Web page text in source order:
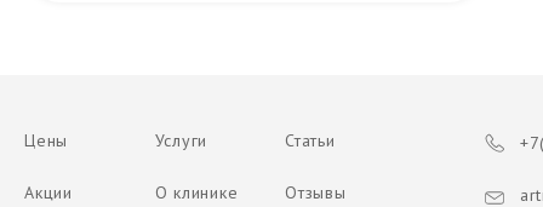
Цены Услуги Статьи
Акции О клинике Отзывы